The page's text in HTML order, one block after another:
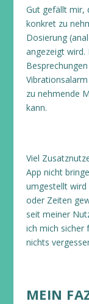
Gut gefällt mir,
konkret zu
Dosierung
angezeigt wird.
zu nehmende
kann.
Viel
App nicht
umgestellt wird
oder Zeiten
seit meiner
ich mich sicher
nichts
MEIN